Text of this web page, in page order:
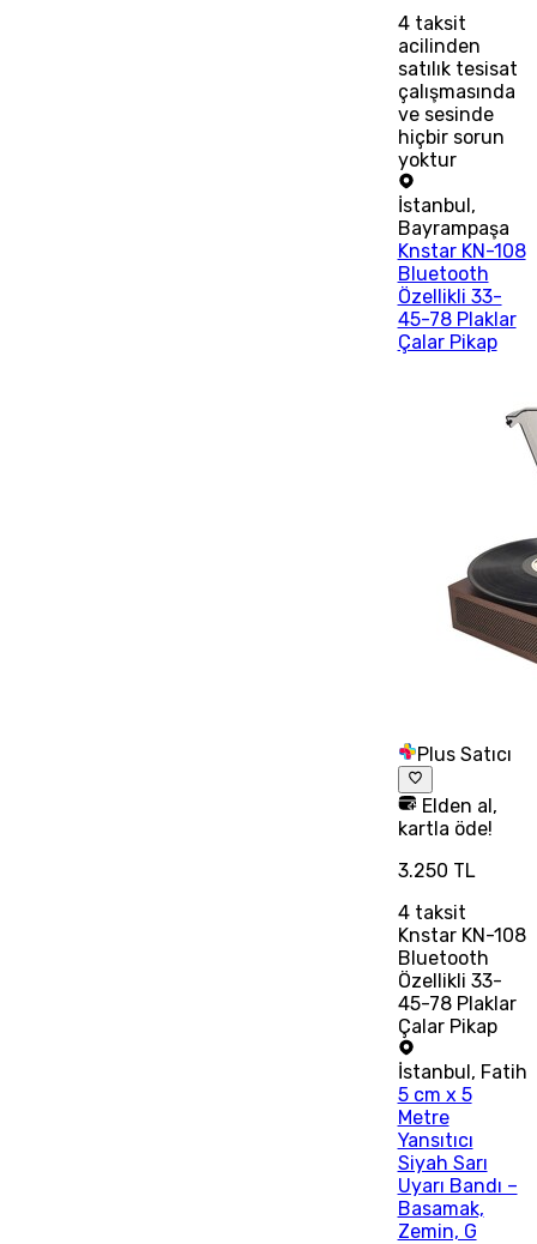
4taksit
acilinden
satılık tesisat
çalışmasında
ve sesinde
hiçbir sorun
yoktur
İstanbul ,
Bayrampaşa
Knstar KN-108
Bluetooth
Özellikli 33-
45-78 Plaklar
Çalar Pikap
Plus Satıcı
Elden al,
kartla öde!
3.250 TL
4taksit
Knstar KN-108
Bluetooth
Özellikli 33-
45-78 Plaklar
Çalar Pikap
İstanbul, Fatih
5 cm x 5
Metre
Yansıtıcı
Siyah Sarı
Uyarı Bandı –
Basamak,
Zemin, G